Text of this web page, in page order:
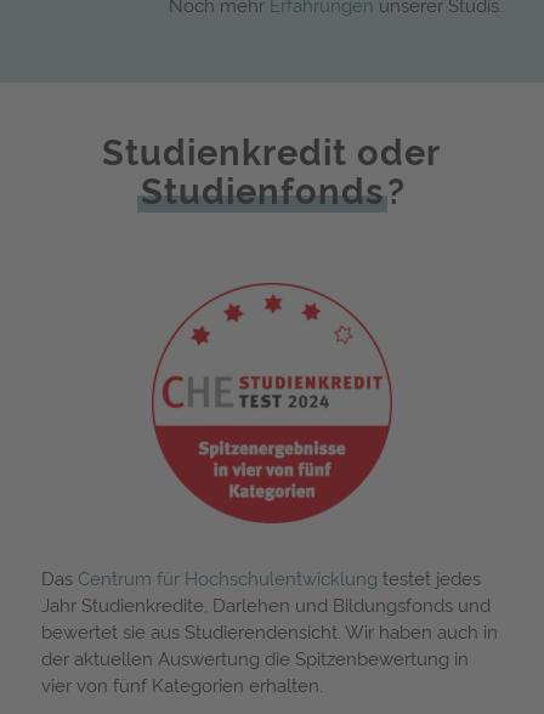
Studienkredit oder
Studienfonds?
Das Centrum für Hochschulentwicklung testet jedes
Jahr Studienkredite, Darlehen und Bildungsfonds und
bewertet sie aus Studierendensicht. Wir haben auch in
der aktuellen Auswertung die Spitzenbewertung in
vier von fünf Kategorien erhalten.